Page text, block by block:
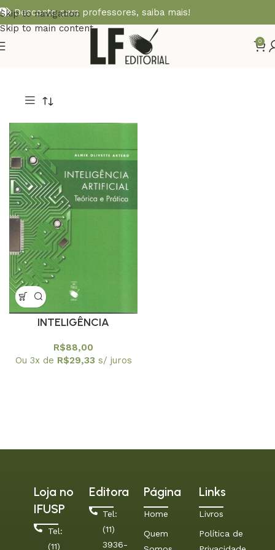
Skip to navigation
Skip to main content
Desconto para professores, saiba mais!
0
INTELIGÊNCIA
R$88,00
Ou 3x de R$29,33 s/ juros
Loja no
IFUSP
Tel:
(11)
Editora
Tel:
(11)
3936-
Página
Home
Quem
Links
Livros
Política de